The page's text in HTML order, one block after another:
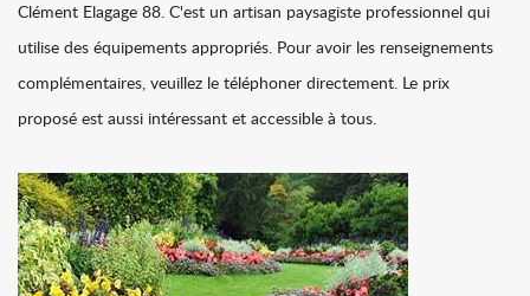
Clément Elagage 88. C'est un artisan paysagiste professionnel qui
utilise des équipements appropriés. Pour avoir les renseignements
complémentaires, veuillez le téléphoner directement. Le prix
proposé est aussi intéressant et accessible à tous.